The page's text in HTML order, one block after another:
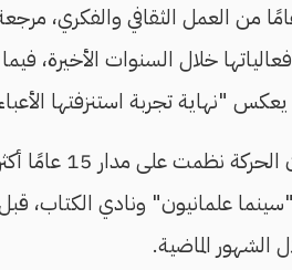
حركة "علمانيون" توقف نشاطها بعد 15 عامًا من العمل الثقافي
خلال السنوات الأخيرة،
يعكس "نهاية تجربة استنزفتها
علمانيون" ونادي الكتاب،
الماضية.